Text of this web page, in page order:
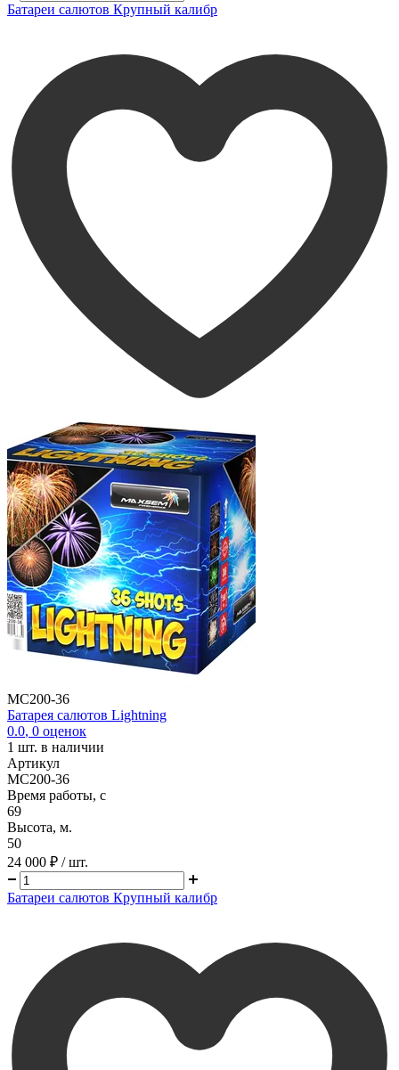
Батареи салютов Крупный калибр
MC200-36
Батарея салютов Lightning
0.0, 0 оценок
1 шт. в наличии
Артикул
MC200-36
Время работы, с
69
Высота, м.
50
24 000 ₽ / шт.
Батареи салютов Крупный калибр